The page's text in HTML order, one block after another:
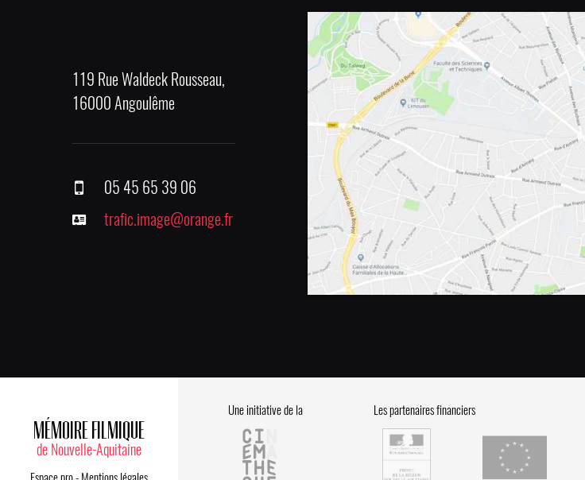
119 Rue Waldeck Rousseau,
16000 Angoulême
05 45 65 39 06
trafic.image@orange.fr
MÉMOIRE FILMIQUE
de Nouvelle-Aquitaine
Une initiative de la Les partenaires financiers